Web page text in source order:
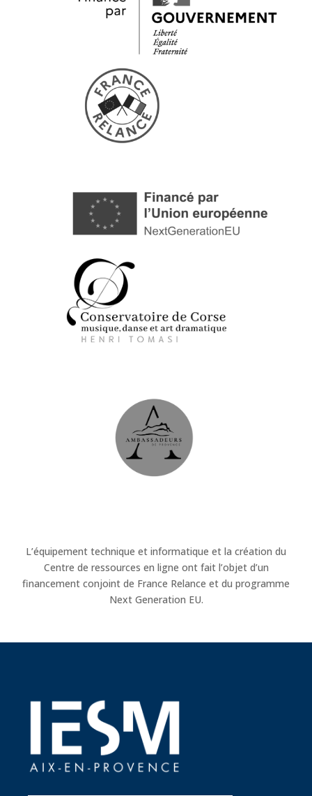
L’équipement technique et informatique et la création du
Centre de ressources en ligne ont fait l’objet d’un
financement conjoint de France Relance et du programme
Next Generation EU.